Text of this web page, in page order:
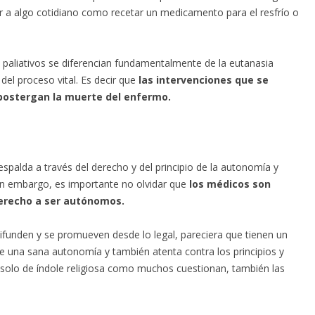
a algo cotidiano como recetar un medicamento para el resfrío o
se diferencian fundamentalmente de la eutanasia
proceso vital. Es decir que las intervenciones que se
la muerte del enfermo.
a través del derecho y del principio de la autonomía y
embargo, es importante no olvidar que los médicos son
a ser autónomos.
y se promueven desde lo legal, pareciera que tienen un
una sana autonomía y también atenta contra los principios y
de índole religiosa como muchos cuestionan, también las